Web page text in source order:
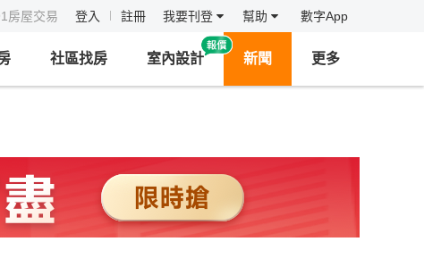
房屋交易 登入 註冊 我要刊登 幫助 數字App
社區找房 室內設計 新聞 更多